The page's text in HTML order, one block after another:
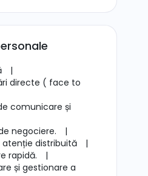
|
directe ( face to
comunicare și
negociere.
|
atenție distribuită
|
rapidă.
|
și gestionare a